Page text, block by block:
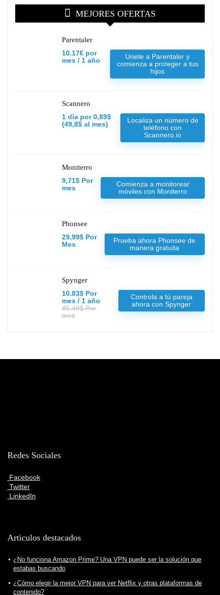
MEJORES OFERTAS
Parentaler
10.17€ por
mes / 1 año
Unete a Parentaler y
comienza a proteger a tus
hijos
Scannero
1 día por 0,89$
(49,8$ al mes)
Localiza un número de
teléfono con
Scannero.io
Moniterro
9,71$ Por
mes
Comienza a monitorear
móviles con Moniterro
Phonsee
29,99$ Por
Mes
Prueba ahora Phonsee de
manera gratuita
Spynger
10.83$ Por
mes / 1 año
45.49$ Por
mes
Controla a tú pareja
ahora con Spynger
Redes Sociales
Facebook
Twitter
LinkedIn
Articulos destacados
¿No funciona Amazon Prime? Una VPN puede ser la solución que
estabas buscando
¿Cómo elegir la mejor VPN para ver Netflix y otras plataformas de
contenido?